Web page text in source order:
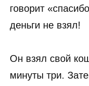
говорит
деньги не взял!
Он взял свой
минуты три.